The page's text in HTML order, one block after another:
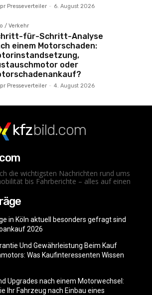
Presseverteiler - 6. August 2026
/ Verkehr
für-Schritt-Analyse
einem Motorschaden:
oder
Presseverteiler - 4. August 2026
kfzbild.com
die wichtigsten Nachrichten rund ums
bis Fahrberichte – alles auf einen
in Köln aktuell besonders gefragt sind
2026
Und Gewährleistung Beim Kauf
Was Kaufinteressenten Wissen
Upgrades nach einem Motorwechsel:
Ihr Fahrzeug nach Einbau eines